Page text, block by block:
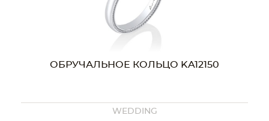
ОБРУЧАЛЬНОЕ КОЛЬЦО KA12150
WEDDING